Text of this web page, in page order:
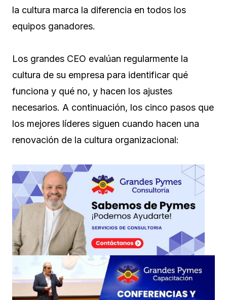
la cultura marca la diferencia en todos los
equipos ganadores.
Los grandes CEO evalúan regularmente la
cultura de su empresa para identificar qué
funciona y qué no, y hacen los ajustes
necesarios. A continuación, los cinco pasos que
los mejores líderes siguen cuando hacen una
renovación de la cultura organizacional: